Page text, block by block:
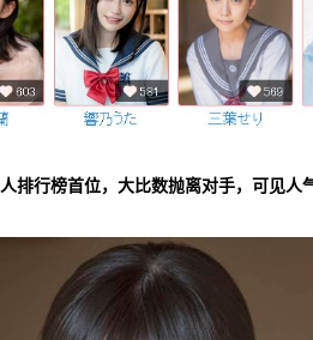
排行榜首位，大比数抛离对手，可见人